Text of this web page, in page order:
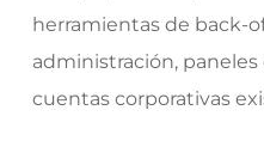
herramientas de back-
administración,
cuentas corporativas